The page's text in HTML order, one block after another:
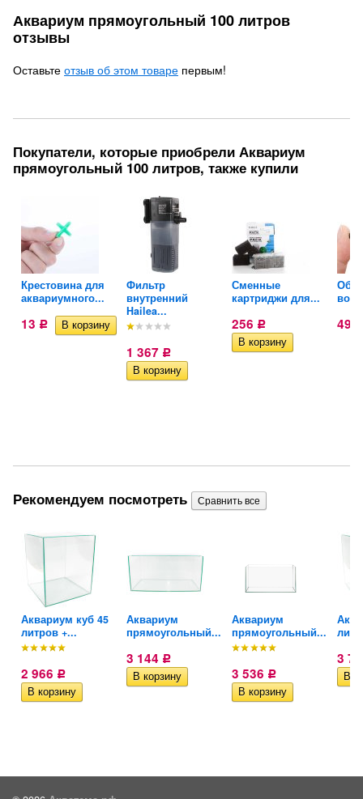
Аквариум прямоугольный 100 литров
отзывы
Оставьте отзыв об этом товаре первым!
Покупатели, которые приобрели Аквариум
прямоугольный 100 литров, также купили
Крестовина для
аквариумного...
13 Р
Фильтр
внутренний
Hailea...
1 367 Р
Сменные
картриджи для...
256 Р 49
Рекомендуем посмотреть
Аквариум куб 45
литров +...
2 966 Р
Аквариум
прямоугольный...
3 144 Р
Аквариум
прямоугольный...
3 536 Р
3